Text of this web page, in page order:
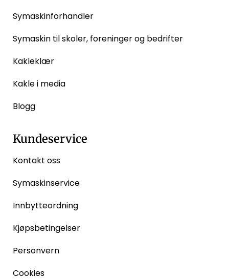
Symaskinforhandler
Symaskin til skoler, foreninger og bedrifter
Kakleklær
Kakle i media
Blogg
Kundeservice
Kontakt oss
Symaskinservice
Innbytteordning
Kjøpsbetingelser
Personvern
Cookies